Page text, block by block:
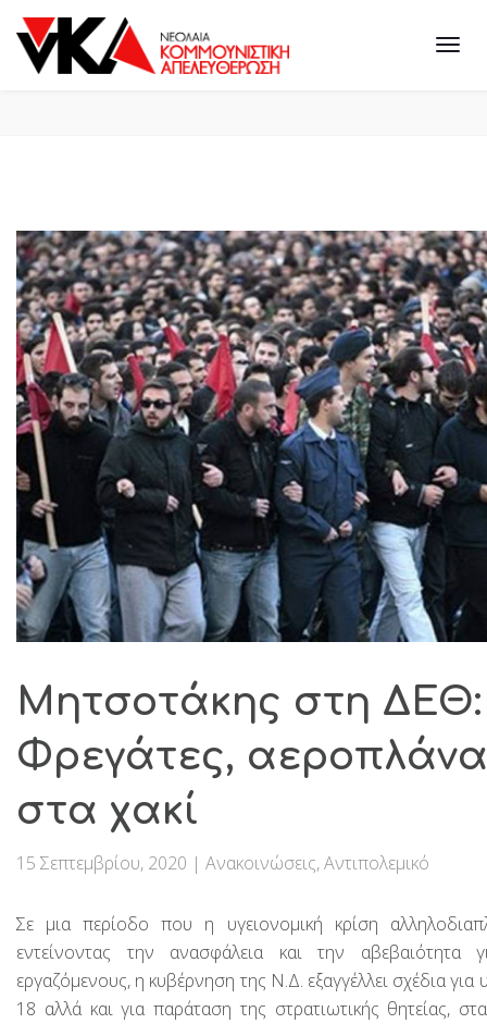
Μητσοτάκης στη ΔΕΘ:
Φρεγάτες, αεροπλάνα,
στα χακί
15 Σεπτεμβρίου, 2020 | Ανακοινώσεις,Αντιπολεμικό
Σε μια περίοδο που η υγειονομική κρίση
εντείνοντας την ανασφάλεια και την αβεβαιότητα
εργαζόμενους, η κυβέρνηση της Ν.Δ. εξαγγέλλει σχέδια
18 αλλά και για παράταση της στρατιωτικής θητείας,